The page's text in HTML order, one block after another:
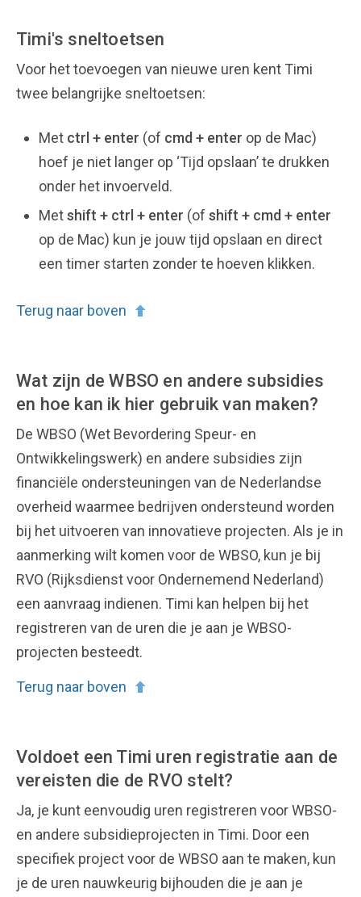
Timi's sneltoetsen
Voor het toevoegen van nieuwe uren kent Timi
twee belangrijke sneltoetsen:
Met ctrl + enter (of cmd + enter op de Mac)
hoef je niet langer op ‘Tijd opslaan’ te drukken
onder het invoerveld.
Metshift + ctrl + enter (of shift + cmd + enter
op de Mac) kun je jouw tijd opslaan en direct
een timer starten zonder te hoeven klikken.
Terug naar boven
Wat zijn de WBSO en andere subsidies
en hoe kan ik hier gebruik van maken?
De WBSO (Wet Bevordering Speur- en
Ontwikkelingswerk) en andere subsidies zijn
financiële ondersteuningen van de Nederlandse
overheid waarmee bedrijven ondersteund worden
bij het uitvoeren van innovatieve projecten. Als je in
aanmerking wilt komen voor de WBSO, kun je bij
RVO (Rijksdienst voor Ondernemend Nederland)
een aanvraag indienen. Timi kan helpen bij het
registreren van de uren die je aan je WBSO-
projecten besteedt.
Terug naar boven
Voldoet een Timi uren registratie aan de
vereisten die de RVO stelt?
Ja, je kunt eenvoudig uren registreren voor WBSO-
en andere subsidieprojecten in Timi. Door een
specifiek project voor de WBSO aan te maken, kun
je de uren nauwkeurig bijhouden die je aan je